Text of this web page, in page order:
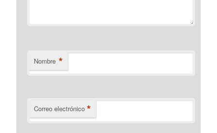
Nombre *
Correo electrónico *